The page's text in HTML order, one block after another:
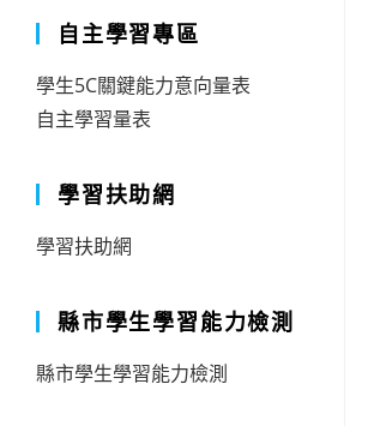
自主學習專區
學生5C關鍵能力意向量表
自主學習量表
學習扶助網
學習扶助網
縣市學生學習能力檢測
縣市學生學習能力檢測